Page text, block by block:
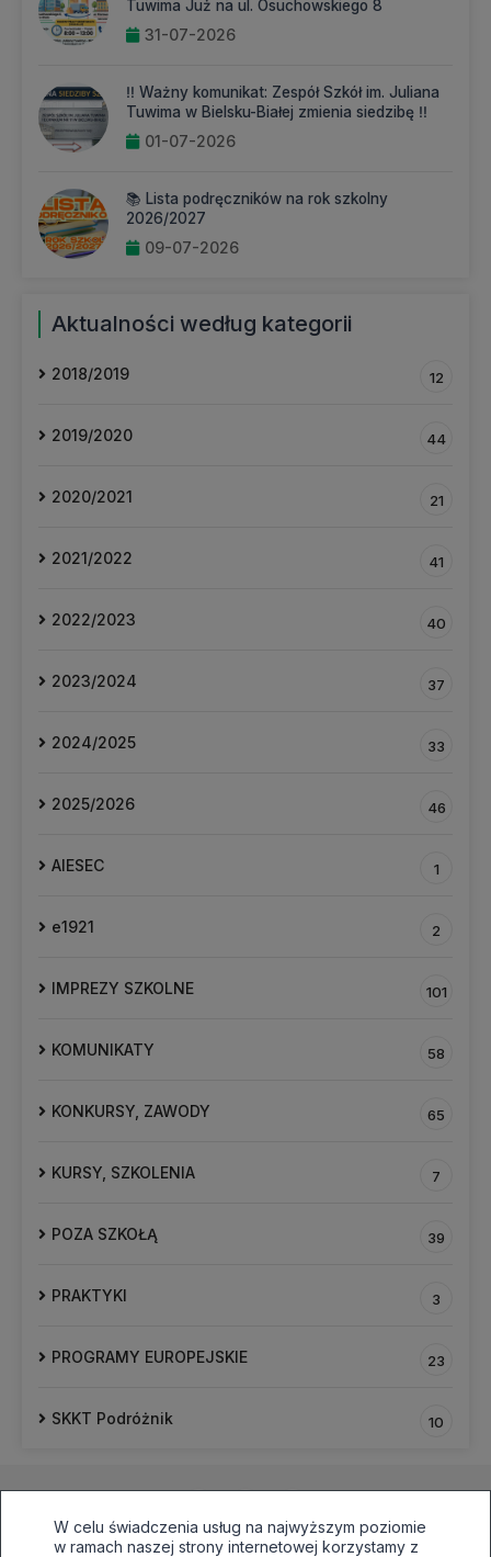
W celu świadczenia usług na najwyższym poziomie
w ramach naszej strony internetowej korzystamy z
Tuwima Już na ul. Osuchowskiego 8
31-07-2026
‼️ Ważny komunikat: Zespół Szkół im. Juliana
Tuwima w Bielsku-Białej zmienia siedzibę ‼️
01-07-2026
📚 Lista podręczników na rok szkolny
2026/2027
09-07-2026
Aktualności według kategorii
2018/2019 12
2019/2020 44
2020/2021 21
2021/2022 41
2022/2023 40
2023/2024 37
2024/2025 33
2025/2026 46
AIESEC 1
e1921 2
IMPREZY SZKOLNE 101
KOMUNIKATY 58
KONKURSY, ZAWODY 65
KURSY, SZKOLENIA 7
POZA SZKOŁĄ 39
PRAKTYKI 3
PROGRAMY EUROPEJSKIE 23
SKKT Podróżnik 10